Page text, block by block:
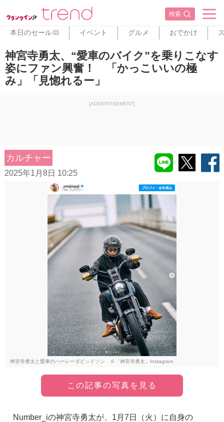
検索
本日のセール PR イベント グルメ おでかけ
神宮寺勇太、“愛車のバイク”を乗りこなす
姿にファン興奮！ 「かっこいいの極
み」「見惚れるー」
[ADVERTISEMENT]
カルチャー
2025年1月8日 10:25
神宮寺勇太と愛車のハーレーダビッドソン ※「神宮寺勇太」Instagram
この記事の写真を見る
Number_iの神宮寺勇太が、1月7日（火）に自身の